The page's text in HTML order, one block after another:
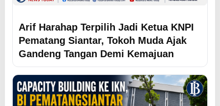
Arif Harahap Terpilih Jadi Ketua KNPI
Pematang Siantar, Tokoh Muda Ajak
Gandeng Tangan Demi Kemajuan